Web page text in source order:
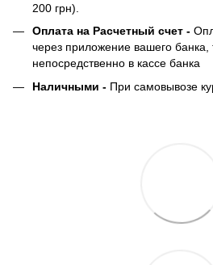
200 грн).
Оплата на Расчетный счет -
через приложение вашего банка,
непосредственно в кассе банка
Наличными - При самовывозе